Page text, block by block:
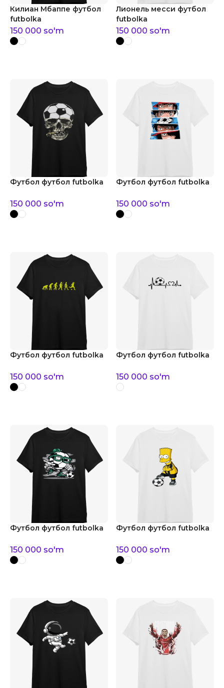
Килиан Мбаппе футбол
futbolka
150 000 so'm
Лионель месси футбол
futbolka
150 000 so'm
Футбол футбол futbolka
150 000 so'm
Футбол футбол futbolka
150 000 so'm
Футбол футбол futbolka
150 000 so'm
Футбол футбол futbolka
150 000 so'm
Футбол футбол futbolka
150 000 so'm
Футбол футбол futbolka
150 000 so'm